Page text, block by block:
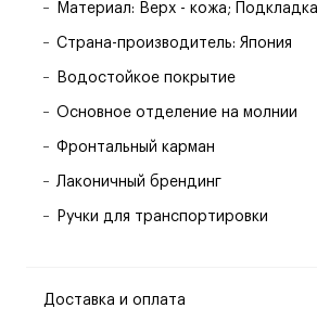
Материал: Верх - кожа;
Страна-производитель: Япония
Водостойкое покрытие
Основное отделение на молнии
Фронтальный карман
Лаконичный брендинг
Ручки для транспортировки
Доставка и оплата